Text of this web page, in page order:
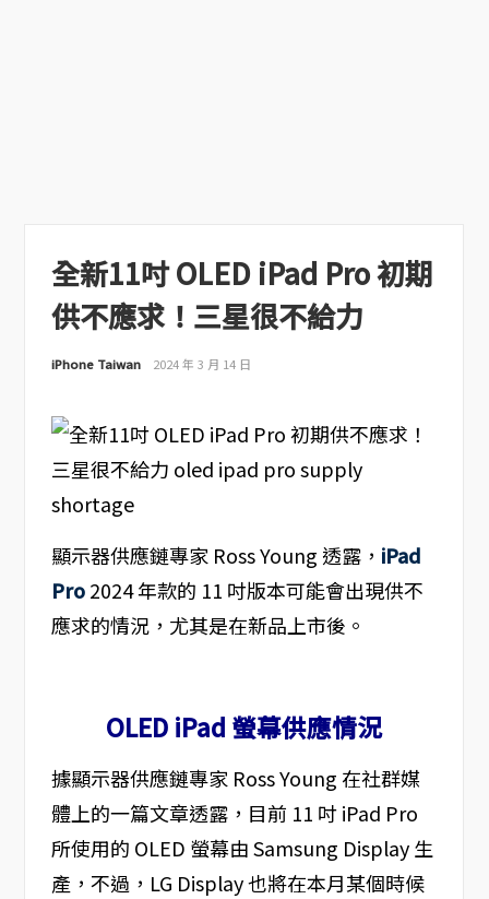
全新11吋 OLED iPad Pro 初期
供不應求！三星很不給力
iPhone Taiwan 2024 年 3 月 14 日
顯示器供應鏈專家 Ross Young 透露， iPad
Pro2024 年款的 11 吋版本可能會出現供不
應求的情況，尤其是在新品上市後。
OLED iPad 螢幕供應情況
據顯示器供應鏈專家 Ross Young 在社群媒
體上的一篇文章透露，目前 11 吋 iPad Pro
所使用的 OLED 螢幕由 Samsung Display 生
產，不過，LG Display 也將在本月某個時候